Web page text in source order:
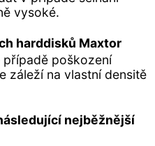
vysoké.
harddisků Maxtor
případě poškození
záleží na vlastní densitě
nejběžnější